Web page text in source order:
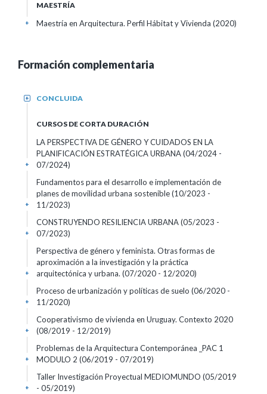
MAESTRÍA
Maestría en Arquitectura. Perfil Hábitat y Vivienda (2020)
+
Formación complementaria
CONCLUIDA
+
CURSOS DE CORTA DURACIÓN
LA PERSPECTIVA DE GÉNERO Y CUIDADOS EN LA
PLANIFICACIÓN ESTRATÉGICA URBANA(04/2024 -
07/2024)
+
Fundamentos para el desarrollo e implementación de
planes de movilidad urbana sostenible(10/2023 -
11/2023)
+
CONSTRUYENDO RESILIENCIA URBANA(05/2023 -
07/2023)
+
Perspectiva de género y feminista. Otras formas de
aproximación a la investigación y la práctica
arquitectónica y urbana. (07/2020 - 12/2020)
+
Proceso de urbanización y políticas de suelo (06/2020 -
11/2020)
+
Cooperativismo de vivienda en Uruguay. Contexto 2020
(08/2019 - 12/2019)
+
Problemas de la Arquitectura Contemporánea _PAC 1
MODULO 2 (06/2019 - 07/2019)
+
Taller Investigación Proyectual MEDIOMUNDO (05/2019
- 05/2019)
+